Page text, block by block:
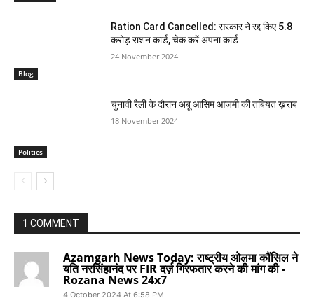
Blog
Ration Card Cancelled: सरकार ने रद्द किए 5.8
करोड़ राशन कार्ड, चेक करें अपना कार्ड
24 November 2024
Politics
चुनावी रैली के दौरान अबू आसिम आज़मी की तबियत ख़राब
18 November 2024
1 COMMENT
Azamgarh News Today: राष्ट्रीय ओलमा कौंसिल ने
यति नरसिंहानंद पर FIR दर्ज़ गिरफतार करने की मांग की -
Rozana News 24x7
4 October 2024 At 6:58 PM